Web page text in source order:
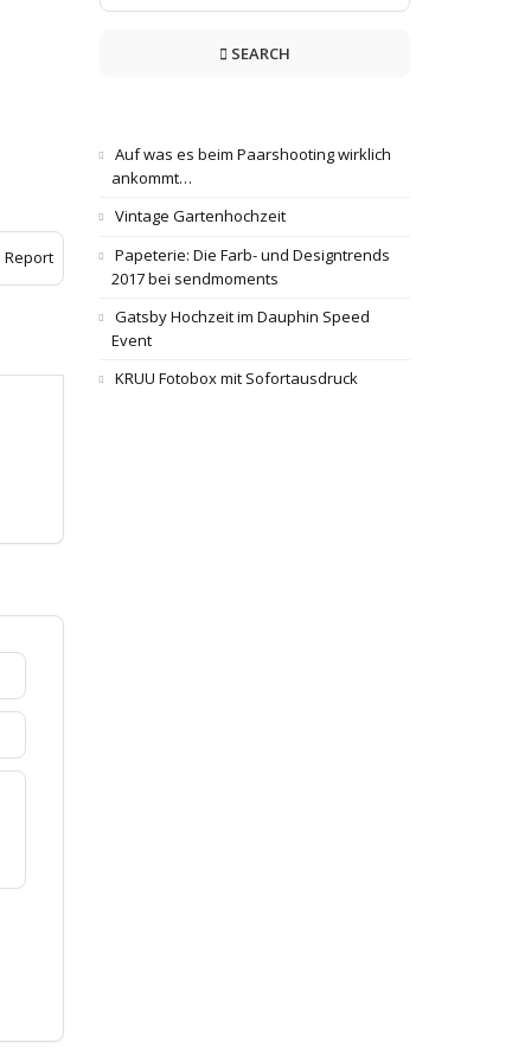
Report
SEARCH
Auf was es beim Paarshooting wirklich
ankommt…
Vintage Gartenhochzeit
Papeterie: Die Farb- und Designtrends
2017 bei sendmoments
Gatsby Hochzeit im Dauphin Speed
Event
KRUU Fotobox mit Sofortausdruck